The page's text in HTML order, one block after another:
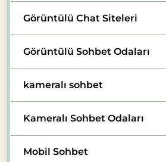
Görüntülü Chat Siteleri
Görüntülü Sohbet Odaları
kameralı sohbet
Kameralı Sohbet Odaları
Mobil Sohbet